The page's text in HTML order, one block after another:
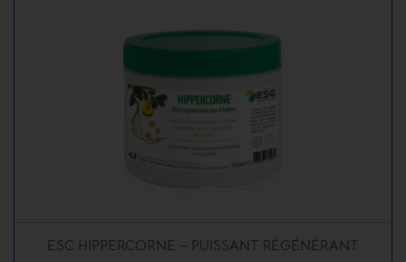
ESC HIPPERCORNE – PUISSANT RÉGÉNÉRANT